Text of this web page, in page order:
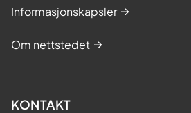
Informasjonskapsler
Om nettstedet
KONTAKT